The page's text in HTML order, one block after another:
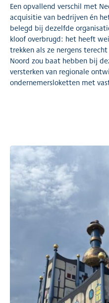
Een opvallend verschil met
acquisitie van bedrijven én
belegd bij dezelfde
kloof overbrugd: het heeft
trekken als ze nergens
Noord zou baat hebben bij
versterken van regionale
ondernemersloketten met